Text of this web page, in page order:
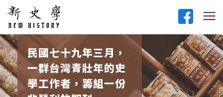
民國七十九年三月，
一群台灣青壯年的史
學工作者，籌組一份